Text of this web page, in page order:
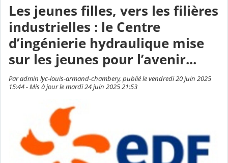
Les jeunes filles, vers les filières
industrielles : le Centre
d’ingénierie hydraulique mise
sur les jeunes pour l’avenir...
Par admin lyc-louis-armand-chambery, publié le vendredi 20 juin 2025
15:44 - Mis à jour le mardi 24 juin 2025 21:53